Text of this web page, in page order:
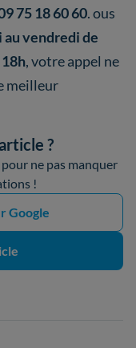
75 18 60 60. ous
au vendredi de
, votre appel ne
meilleur
?
ne pas manquer
!
Google